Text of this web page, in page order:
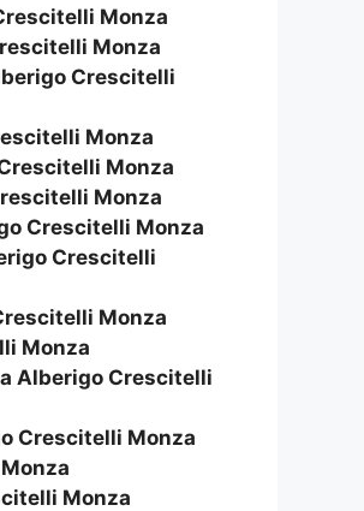
Monza
Monza
Crescitelli
Monza
Monza
Monza
Crescitelli Monza
Crescitelli
Monza
Monza
Alberigo Crescitelli
Crescitelli Monza
Monza